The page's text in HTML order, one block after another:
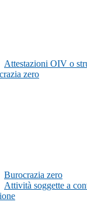
Attestazioni OIV o
zero
Burocrazia zero
Attività soggette a